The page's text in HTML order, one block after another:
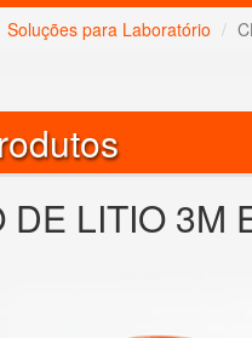
Soluções para Laboratório
DE LITIO 3M